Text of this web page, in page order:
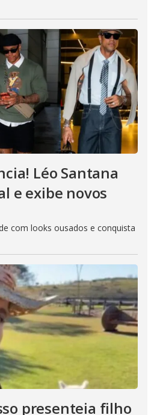
Léo Santana
e exibe novos
com looks ousados e conquista
presenteia filho